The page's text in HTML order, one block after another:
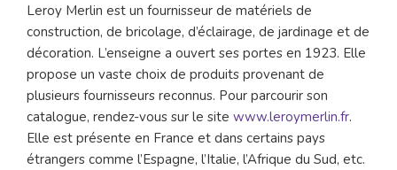
Leroy Merlin est un fournisseur de matériels de
construction, de bricolage, d’éclairage, de jardinage et de
décoration. L’enseigne a ouvert ses portes en 1923. Elle
propose un vaste choix de produits provenant de
plusieurs fournisseurs reconnus. Pour parcourir son
catalogue, rendez-vous sur le site www.leroymerlin.fr.
Elle est présente en France et dans certains pays
étrangers comme l’Espagne, l’Italie, l’Afrique du Sud, etc.